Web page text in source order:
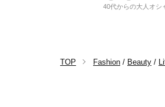
40代からの大人オシ
TOP Fashion / Beauty /